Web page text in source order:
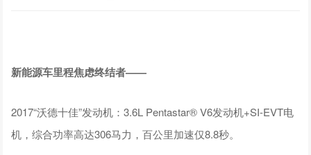
新能源车里程焦虑终结者——
2017“沃德十佳”发动机：3.6L Pentastar® V6发动机+SI-EVT电
机，综合功率高达306马力，百公里加速仅8.8秒。